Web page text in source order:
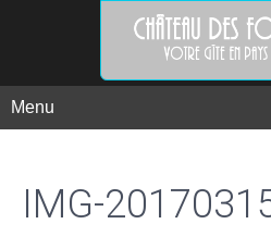
Menu
IMG-